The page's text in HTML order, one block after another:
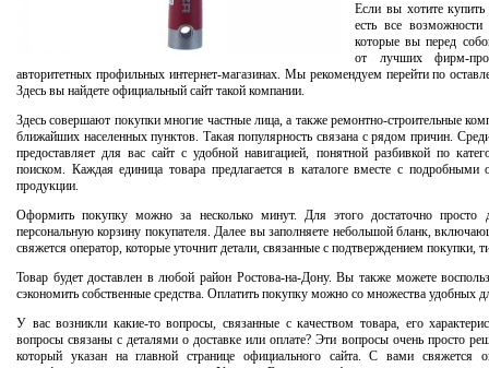
Если вы хотите
есть все
которые вы перед
от лучших фирм-
авторитетных профильных интернет-магазинах. Мы рекомендуем перейти по
Здесь вы найдете официальный сайт такой компании.
Здесь совершают покупки многие частные лица, а также ремонтно-строительные
ближайших населенных пунктов. Такая популярность связана с рядом причин.
предоставляет для вас сайт с удобной навигацией, понятной разбивкой по
поиском. Каждая единица товара предлагается в каталоге вместе с
продукции.
Оформить покупку можно за несколько минут. Для этого достаточно просто
персональную корзину покупателя. Далее вы заполняете небольшой бланк,
свяжется оператор, которые уточнит детали, связанные с подтверждением покупки,
Товар будет доставлен в любой район Ростова-на-Дону. Вы также можете
сэкономить собственные средства. Оплатить покупку можно со множества удобных
У вас возникли какие-то вопросы, связанные с качеством товара, его
вопросы связаны с деталями о доставке или оплате? Эти вопросы очень просто
который указан на главной странице официального сайта. С вами свяжется